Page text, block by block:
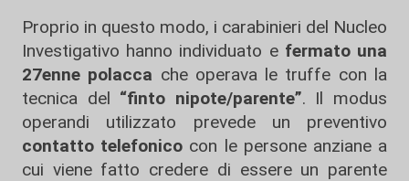
Proprio in questo modo, i carabinieri del Nucleo
Investigativo hanno individuato e fermato una
27enne polacca che operava le truffe con la
tecnica del “finto nipote/parente”. Il modus
operandi utilizzato prevede un preventivo
contatto telefonico con le persone anziane a
cui viene fatto credere di essere un parente